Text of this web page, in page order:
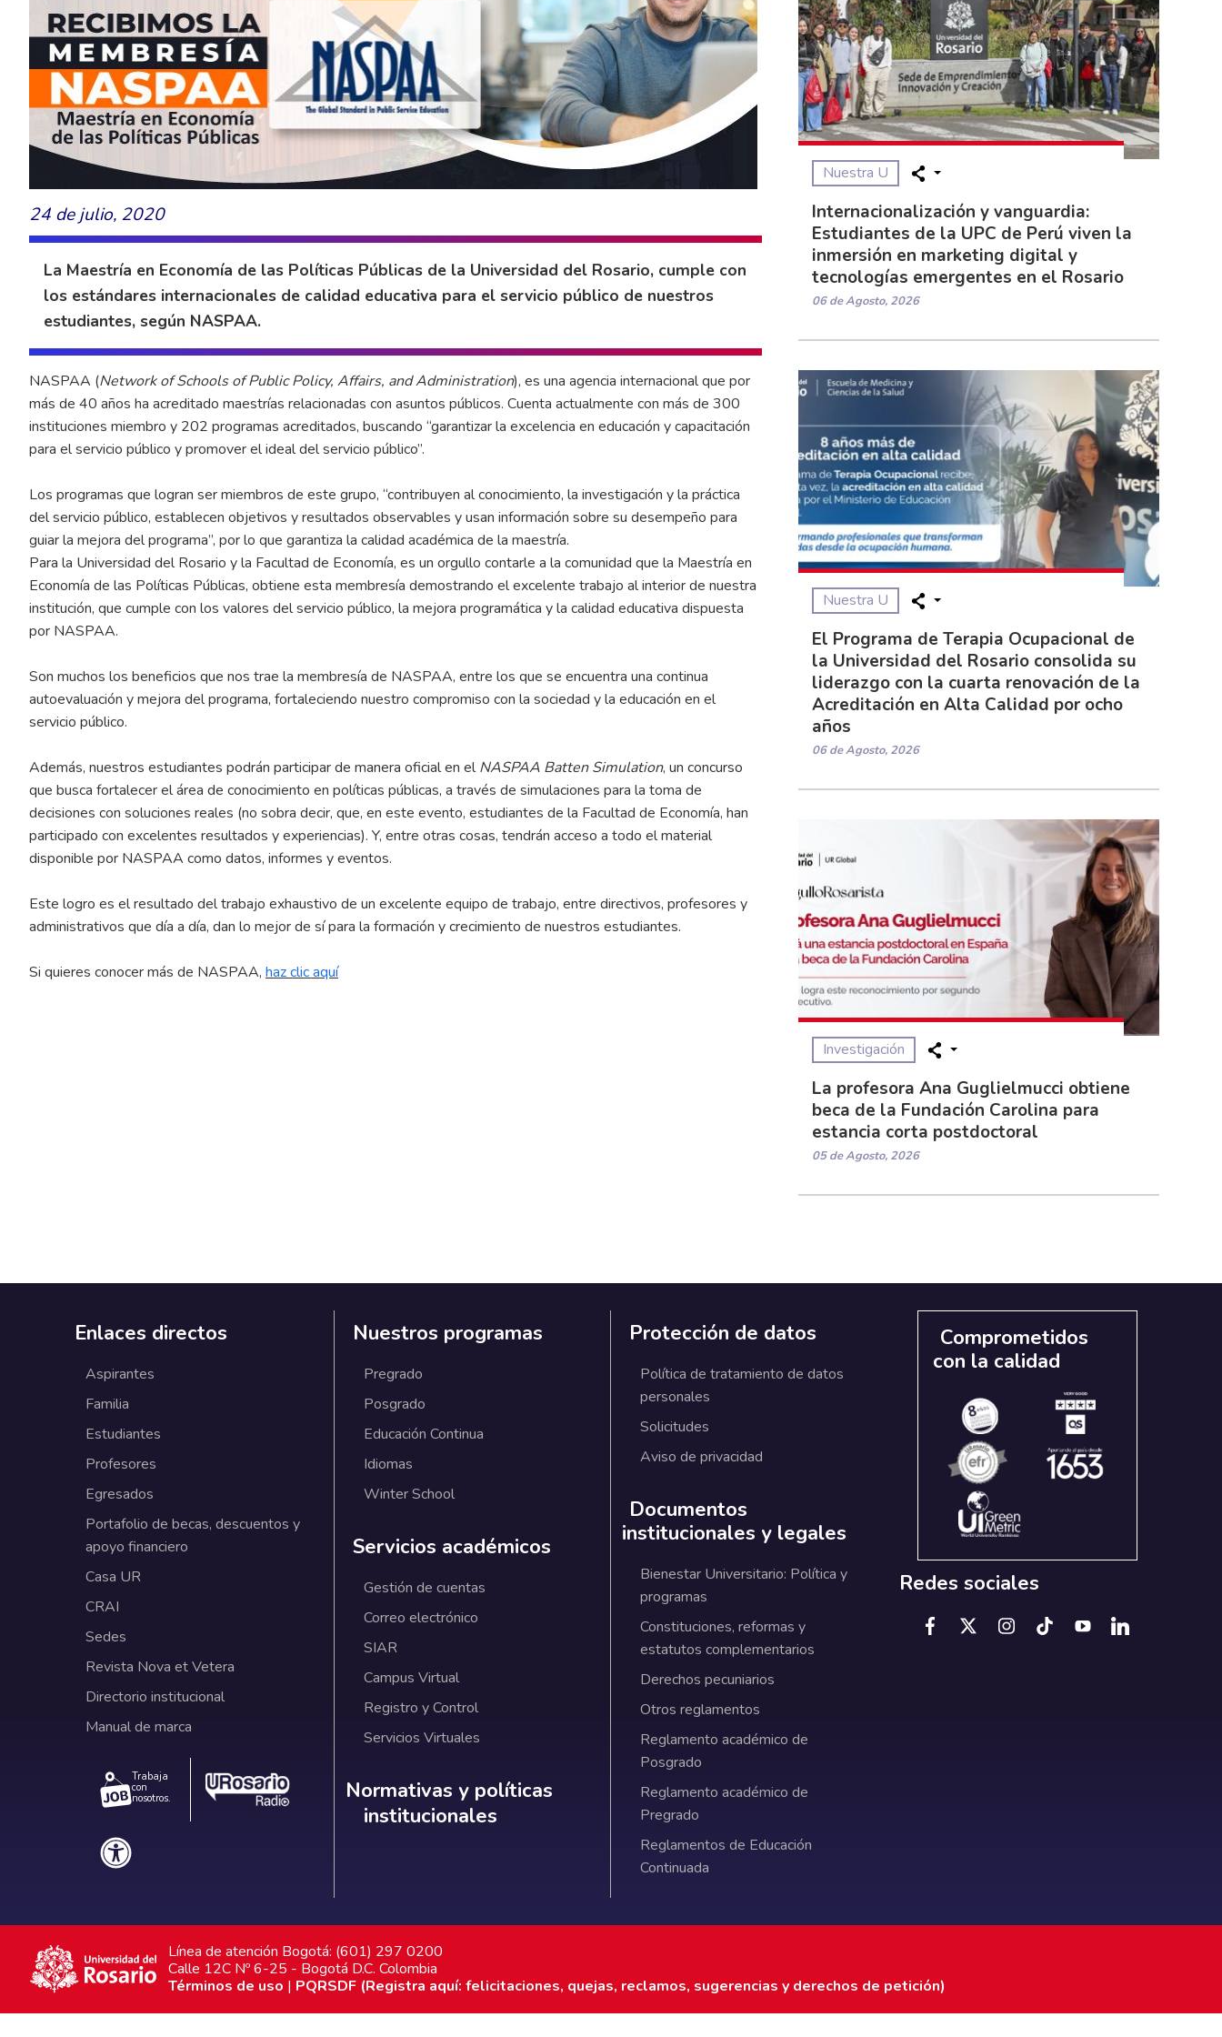
24 de julio, 2020
La Maestría en Economía de las Políticas Públicas de la Universidad del Rosario, cumple con
los estándares internacionales de calidad educativa para el servicio público de nuestros
estudiantes, según NASPAA.
NASPAA (Network of Schools of Public Policy, Affairs, and Administration), es una agencia internacional que por
más de 40 años ha acreditado maestrías relacionadas con asuntos públicos. Cuenta actualmente con más de 300
instituciones miembro y 202 programas acreditados, buscando “garantizar la excelencia en educación y capacitación
para el servicio público y promover el ideal del servicio público”.
Los programas que logran ser miembros de este grupo, “contribuyen al conocimiento, la investigación y la práctica
del servicio público, establecen objetivos y resultados observables y usan información sobre su desempeño para
guiar la mejora del programa”, por lo que garantiza la calidad académica de la maestría.
Para la Universidad del Rosario y la Facultad de Economía, es un orgullo contarle a la comunidad que la Maestría en
Economía de las Políticas Públicas, obtiene esta membresía demostrando el excelente trabajo al interior de nuestra
institución, que cumple con los valores del servicio público, la mejora programática y la calidad educativa dispuesta
por NASPAA.
Son muchos los beneficios que nos trae la membresía de NASPAA, entre los que se encuentra una continua
autoevaluación y mejora del programa, fortaleciendo nuestro compromiso con la sociedad y la educación en el
servicio público.
Además, nuestros estudiantes podrán participar de manera oficial en elNASPAA Batten Simulation, un concurso
que busca fortalecer el área de conocimiento en políticas públicas, a través de simulaciones para la toma de
decisiones con soluciones reales (no sobra decir, que, en este evento, estudiantes de la Facultad de Economía, han
participado con excelentes resultados y experiencias). Y, entre otras cosas, tendrán acceso a todo el material
disponible por NASPAA como datos, informes y eventos.
Este logro es el resultado del trabajo exhaustivo de un excelente equipo de trabajo, entre directivos, profesores y
administrativos que día a día, dan lo mejor de sí para la formación y crecimiento de nuestros estudiantes.
Si quieres conocer más de NASPAA, haz clic aquí
Nuestra U
Internacionalización y vanguardia:
Estudiantes de la UPC de Perú viven la
inmersión en marketing digital y
tecnologías emergentes en el Rosario
06 de Agosto, 2026
Nuestra U
El Programa de Terapia Ocupacional de
la Universidad del Rosario consolida su
liderazgo con la cuarta renovación de la
Acreditación en Alta Calidad por ocho
años
06 de Agosto, 2026
Investigación
La profesora Ana Guglielmucci obtiene
beca de la Fundación Carolina para
estancia corta postdoctoral
05 de Agosto, 2026
Enlaces directos
Aspirantes
Familia
Estudiantes
Profesores
Egresados
Portafolio de becas, descuentos y
apoyo financiero
Casa UR
CRAI
Sedes
Revista Nova et Vetera
Directorio institucional
Manual de marca
Trabaja
con
nosotros.
Nuestros programas
Pregrado
Posgrado
Educación Continua
Idiomas
Winter School
Servicios académicos
Gestión de cuentas
Correo electrónico
SIAR
Campus Virtual
Registro y Control
Servicios Virtuales
Normativas y políticas institucionales
Normativas y políticas
institucionales
Protección de datos
Política de tratamiento de datos
personales
Solicitudes
Aviso de privacidad
Documentos
institucionales y legales
Bienestar Universitario: Política y
programas
Constituciones, reformas y
estatutos complementarios
Derechos pecuniarios
Otros reglamentos
Reglamento académico de
Posgrado
Reglamento académico de
Pregrado
Reglamentos de Educación
Continuada
Comprometidos
con la calidad
Redes sociales
Línea de atención Bogotá: (601) 297 0200
Calle 12C Nº 6-25 - Bogotá D.C. Colombia
Términos de uso | PQRSDF (Registra aquí: felicitaciones, quejas, reclamos, sugerencias y derechos de petición)